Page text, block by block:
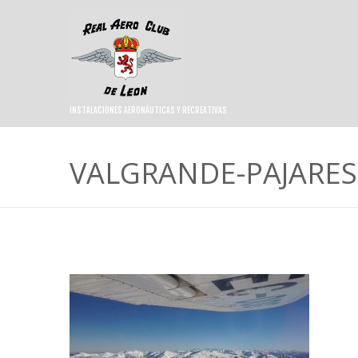
INSTALACIONES AERONÁUTICAS Y RECREATIVAS
VALGRANDE-PAJARES